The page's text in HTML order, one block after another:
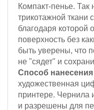
Компакт-пенье.
трикотажной ткани
благодаря которой
поверхность без
быть уверены, что
не "сядет" и
Способ
художественная
принтере. Чернила
и разрешены для